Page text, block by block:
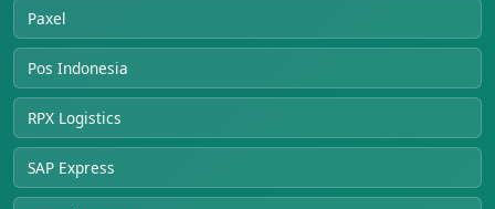
Paxel
Pos Indonesia
RPX Logistics
SAP Express